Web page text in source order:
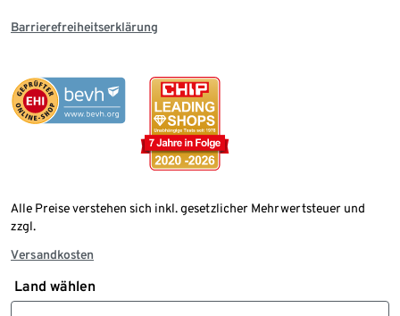
Barrierefreiheitserklärung
Alle Preise verstehen sich inkl. gesetzlicher Mehrwertsteuer und
zzgl.
Versandkosten
Land wählen